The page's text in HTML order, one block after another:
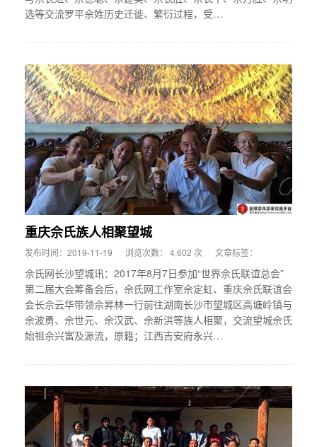
选等交流罗平佘姓历史迁徙、繁衍过程，受…
重庆佘氏族人相聚望城
发布时间：2019-11-19 浏览次数： 4,602 次 文章标签：
佘氏网长沙望城讯：2017年8月7日参加“世界佘氏联谊总会”
第二届大会筹备会后，佘氏网工作室佘定虹、重庆佘氏联谊会
会长佘云华带领佘昇林一行前往湖南长沙市望城区高塘岭镇与
佘波勇、佘世元、佘汉武、佘新洪等族人相聚，交流望城佘氏
始祖佘兴富及源流，原籍；江西吉安府永兴…